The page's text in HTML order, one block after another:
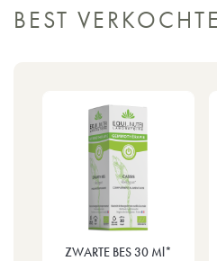
BEST
ZWARTE BES 30 Ml*